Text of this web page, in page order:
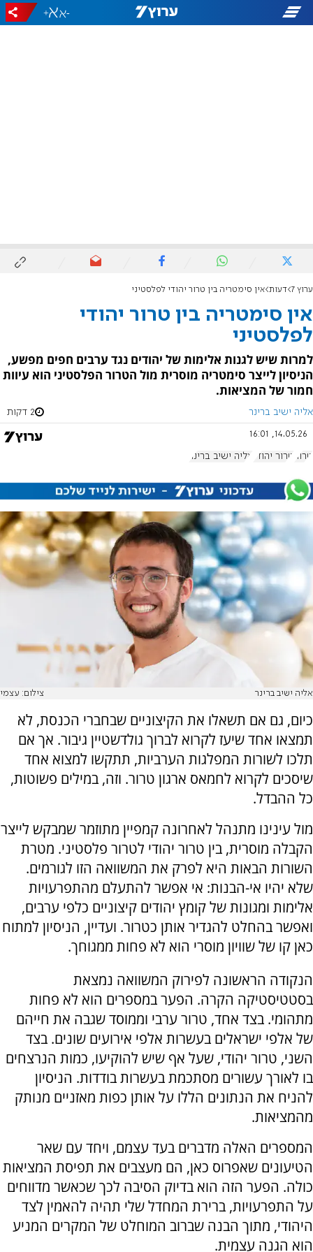
-
+
ערוץ 7 דעות אין סימטריה בין טרור יהודי לפלסטיני
אין סימטריה בין טרור יהודי
לפלסטיני
למרות שיש לגנות אלימות של יהודים נגד ערבים חפים מפשע,
הניסיון לייצר סימטריה מוסרית מול הטרור הפלסטיני הוא עיוות
חמור של המציאות.
אליה ישיב ברינר 2 דקות
14.05.26, 16:01
טרור טרור יהודי אליה ישיב ברינר
אליה ישיב ברינר צילום: עצמי
כיום, גם אם תשאלו את הקיצוניים שבחברי הכנסת, לא
תמצאו אחד שיעז לקרוא לברוך גולדשטיין גיבור. אך אם
תלכו לשורות המפלגות הערביות, תתקשו למצוא אחד
שיסכים לקרוא לחמאס ארגון טרור. וזה, במילים פשוטות,
כל ההבדל.
מול עינינו מתנהל לאחרונה קמפיין מתוזמר שמבקש לייצר
הקבלה מוסרית, בין טרור יהודי לטרור פלסטיני. מטרת
השורות הבאות היא לפרק את המשוואה הזו לגורמים.
שלא יהיו אי-הבנות: אי אפשר להתעלם מהתפרעויות
אלימות ומגונות של קומץ יהודים קיצוניים כלפי ערבים,
ואפשר בהחלט להגדיר אותן כטרור. ועדיין, הניסיון למתוח
כאן קו של שוויון מוסרי הוא לא פחות ממגוחך.
הנקודה הראשונה לפירוק המשוואה נמצאת
בסטטיסטיקה הקרה. הפער במספרים הוא לא פחות
מתהומי. בצד אחד, טרור ערבי וממוסד שגבה את חייהם
של אלפי ישראלים בעשרות אלפי אירועים שונים. בצד
השני, טרור יהודי, שעל אף שיש להוקיעו, כמות הנרצחים
בו לאורך עשורים מסתכמת בעשרות בודדות. הניסיון
להניח את הנתונים הללו על אותן כפות מאזניים מנותק
מהמציאות.
המספרים האלה מדברים בעד עצמם, ויחד עם שאר
הטיעונים שאפרוס כאן, הם מעצבים את תפיסת המציאות
כולה. הפער הזה הוא בדיוק הסיבה לכך שכאשר מדווחים
על התפרעויות, ברירת המחדל שלי תהיה להאמין לצד
היהודי, מתוך הבנה שברוב המוחלט של המקרים המניע
הוא הגנה עצמית.